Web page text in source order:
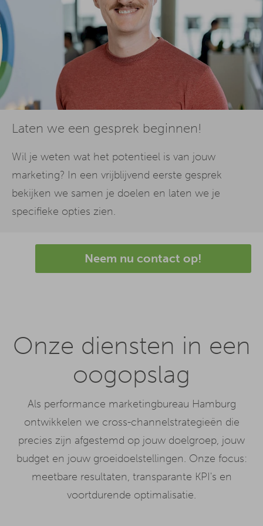
Laten we een gesprek beginnen!
Wil je weten wat het potentieel is van jouw
marketing? In een vrijblijvend eerste gesprek
bekijken we samen je doelen en laten we je
specifieke opties zien.
Neem nu contact op!
Onze diensten in een
oogopslag
Als performance marketingbureau Hamburg
ontwikkelen we cross-channelstrategieën die
precies zijn afgestemd op jouw doelgroep, jouw
budget en jouw groeidoelstellingen. Onze focus:
meetbare resultaten, transparante KPI's en
voortdurende optimalisatie.